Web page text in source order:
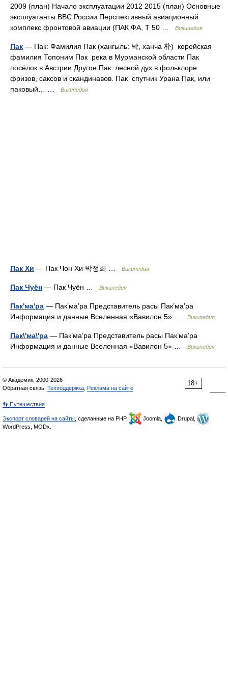
2009 (план) Начало эксплуатации 2012 2015 (план) Основные
эксплуатанты ВВС России Перспективный авиационный
комплекс фронтовой авиации (ПАК ФА, Т 50 …
Википедия
Пак — Пак: Фамилия Пак (хангыль: 박, ханча 朴) корейская
фамилия Топоним Пак река в Мурманской области Пак
посёлок в Австрии Другое Пак лесной дух в фольклоре
фризов, саксов и скандинавов. Пак спутник Урана Пак, или
паковый… …
Википедия
Пак Хи — Пак Чон Хи 박정희 … Википедия
Пак Чуён — Пак Чуён … Википедия
Пак'ма'ра — Пак’ма’ра Представитель расы Пак’ма’ра
Информация и данные Вселенная «Вавилон 5» …
Википедия
Пак\'ма\'ра — Пак’ма’ра Представитель расы Пак’ма’ра
Информация и данные Вселенная «Вавилон 5» …
Википедия
18+
© Академик, 2000-2026
Обратная связь: Техподдержка Реклама на сайте
👣 Путешествия
Экспорт словарей на сайты , сделанные на PHP, Joomla,
Drupal,
WordPress, MODx.